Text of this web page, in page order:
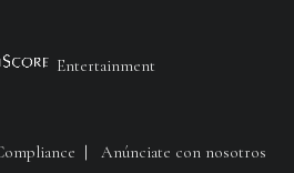
Entertainment
| Anúnciate con nosotros